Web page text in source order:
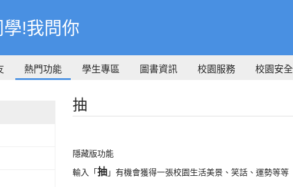
學!我問你
熱門功能 學生專區 圖書資訊 校園服務 校園安全
抽
隱藏版功能
輸入「抽」有機會獲得一張校園生活美景、笑話、運勢等等